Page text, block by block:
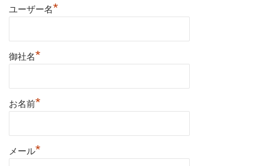
ユーザー名*
御社名*
お名前*
メール*